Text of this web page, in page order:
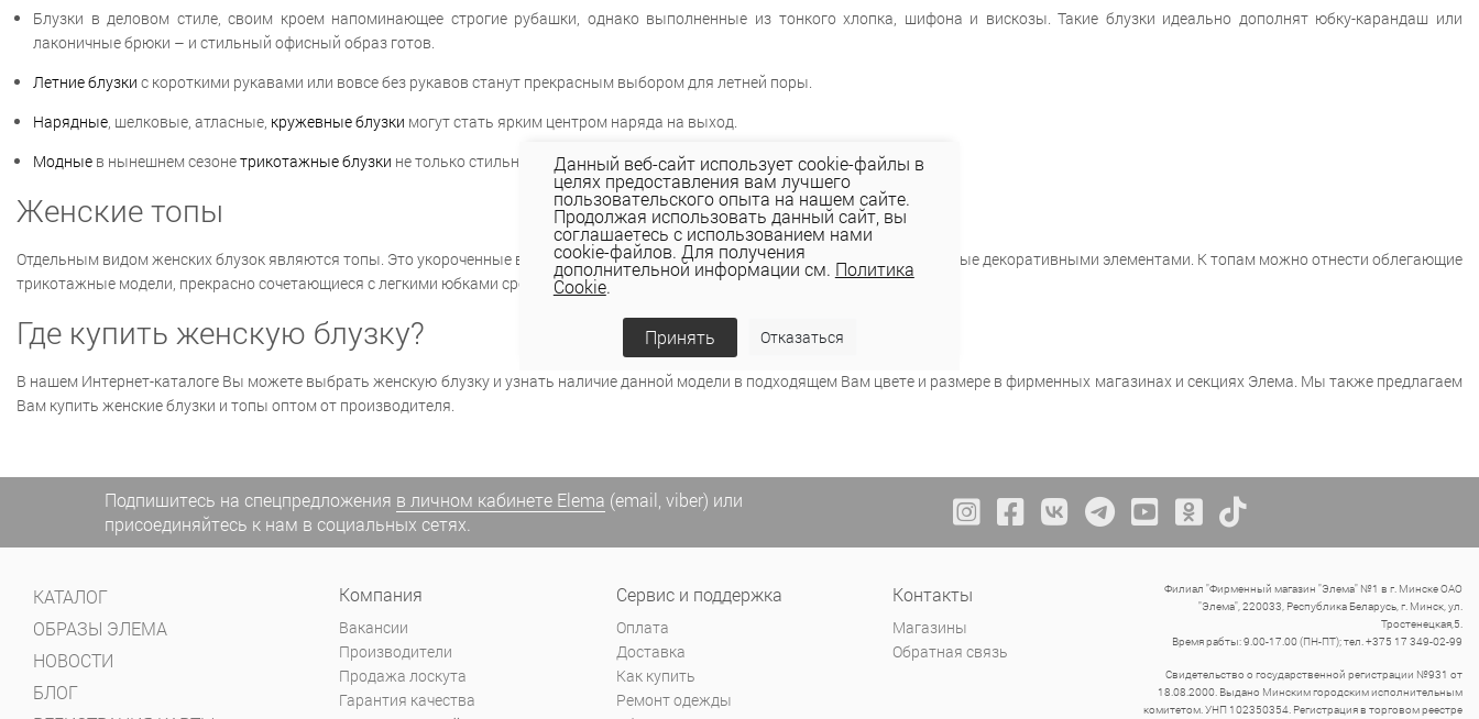
Блузки в деловом стиле, своим кроем напоминающее строгие рубашки, однако выполненные из тонкого хлопка, шифона и вискозы. Такие блузки идеально дополнят юбку-карандаш или
лаконичные брюки – и стильный офисный образ готов.
Летние блузки с короткими рукавами или вовсе без рукавов станут прекрасным выбором для летней поры.
Нарядные, шелковые, атласные, кружевные блузки могут стать ярким центром наряда на выход.
Модные в нынешнем сезонетрикотажные блузки не только стильно и элегантно выглядят, но и очень комфортны.
Женские топы
Отдельным видом женских блузок являются топы. Это укороченные варианты классических моделей, лаконичные или дополненные декоративными элементами. К топам можно отнести облегающие
трикотажные модели, прекрасно сочетающиеся с легкими юбками средней длины, джинсами и шортами.
Где купить женскую блузку?
В нашем Интернет-каталоге Вы можете выбрать женскую блузку и узнать наличие данной модели в подходящем Вам цвете и размере в фирменных магазинах и секциях Элема. Мы также предлагаем
Вам купить женские блузки и топы оптом от производителя.
Подпишитесь на спецпредложения в личном кабинете Elema (email, viber) или
присоединяйтесь к нам в социальных сетях.
КАТАЛОГ
ОБРАЗЫ ЭЛЕМА
НОВОСТИ
БЛОГ
Компания
Вакансии
Производители
Продажа лоскута
Гарантия качества
Сервис и поддержка
Оплата
Доставка
Как купить
Ремонт одежды
Контакты
Магазины
Обратная связь
Филиал "Фирменный магазин "Элема" №1 в г. Минске ОАО
"Элема", 220033, Республика Беларусь, г. Минск, ул.
Тростенецкая,5.
Время рабты: 9.00-17.00 (ПН-ПТ); тел. +375 17 349-02-99
Свидетельство о государственной регистрации №931 от
18.08.2000. Выдано Минским городским исполнительным
комитетом. УНП 102350354. Регистрация в торговом реестре
Данный веб-сайт использует cookie-файлы в
целях предоставления вам лучшего
пользовательского опыта на нашем сайте.
Продолжая использовать данный сайт, вы
соглашаетесь с использованием нами
cookie-файлов. Для получения
дополнительной информации см. Политика
Cookie.
Принять Отказаться